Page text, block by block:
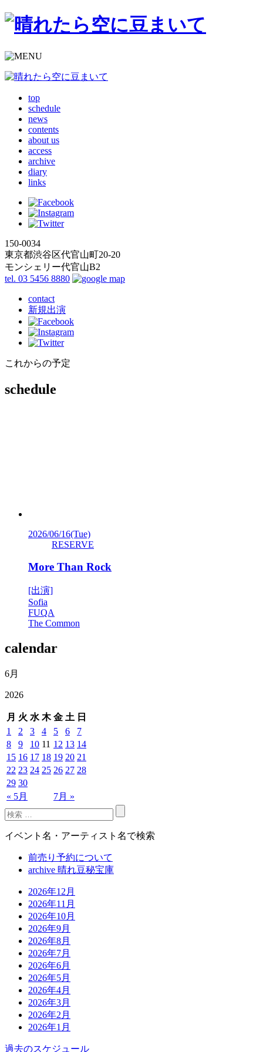
top
schedule
news
contents
about us
access
archive
diary
links
150-0034
東京都渋谷区代官山町20-20
モンシェリー代官山B2
tel. 03 5456 8880
contact
新規出演
これからの予定
schedule
2026/06/16(Tue)
RESERVE
More Than Rock
[出演]
Sofia
FUQA
The Common
calendar
6月
2026
月 火 水 木 金 土 日
« 5月 7月 »
1 2 3 4 5 6
7
8
9 10 11 12 13 14
15 16 17 18 19 20 21
22 23 24 25 26 27 28
29 30
イベント名・アーティスト名で検索
前売り予約について
archive 晴れ豆秘宝庫
2026年12月
2026年11月
2026年10月
2026年9月
2026年8月
2026年7月
2026年6月
2026年5月
2026年4月
2026年3月
2026年2月
2026年1月
過去のスケジュール